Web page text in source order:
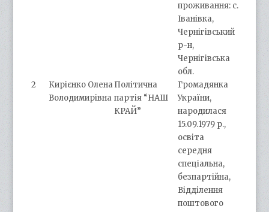
проживання: с.
Іванівка,
Чернігівський
р-н,
Чернігівська
обл.
2
Кирієнко Олена
Володимирівна
Політична
партія “НАШ
КРАЙ”
Громадянка
України,
народилася
15.09.1979 р.,
освіта
середня
спеціальна,
безпартійна,
Відділення
поштового